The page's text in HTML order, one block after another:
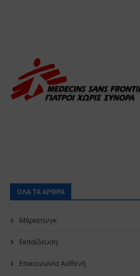
ΟΛΑ ΤΑ ΑΡΘΡΑ
Μάρκετινγκ
Εκπαίδευση
Επικοινωνία Ασθενή